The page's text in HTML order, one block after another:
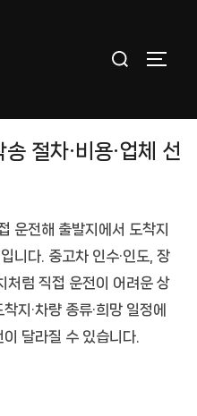
Search
절차·비용·업체 선
운전해 출발지에서 도착지
니다. 중고차 인수·인도, 장
처럼 직접 운전이 어려운 상
지·차량 종류·희망 일정에
달라질 수 있습니다.